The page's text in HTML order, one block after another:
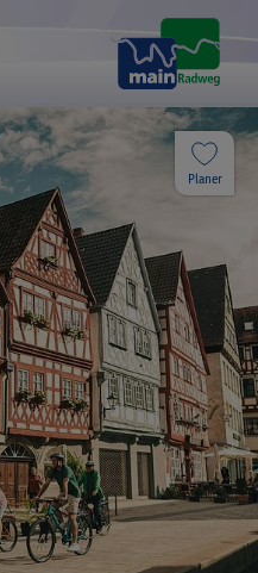
Planer